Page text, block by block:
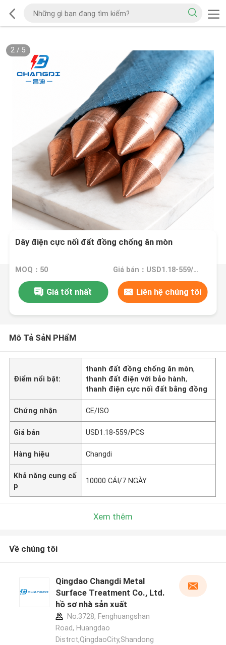
2/ 5
Dây điện cực nối đất đồng chống ăn mòn
MOQ：50 Giá bán：USD1.18-559/PCS
Giá tốt nhất Liên hệ chúng tôi
Mô Tả SảN PHẩM
Điểm nổi bật:
thanh đất đồng chống ăn mòn,
thanh đất điện với bảo hành,
thanh điện cực nối đất bằng đồng
Chứng nhận CE/ISO
Giá bán USD1.18-559/PCS
Hàng hiệu Changdi
Khả năng cung cấ
p
10000 CÁI/7 NGÀY
Xem thêm
Về chúng tôi
Qingdao Changdi Metal
Surface Treatment Co., Ltd.
hồ sơ nhà sản xuất
No.3728, Fenghuangshan
Road, Huangdao
Distrct,QingdaoCity,Shandong